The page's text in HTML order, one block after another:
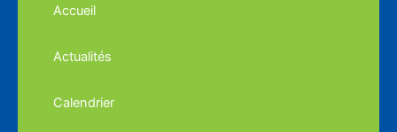
Accueil
Actualités
Calendrier